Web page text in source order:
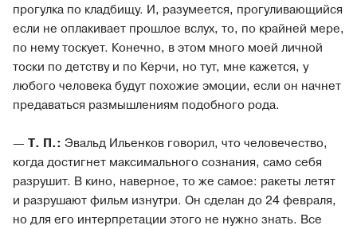
прогулка по кладбищу. И, разумеется, прогуливающийся
если не оплакивает прошлое вслух, то, по крайней мере,
по нему тоскует. Конечно, в этом много моей личной
тоски по детству и по Керчи, но тут, мне кажется, у
любого человека будут похожие эмоции, если он начнет
предаваться размышлениям подобного рода.
— Т. П.: Эвальд Ильенков говорил, что человечество,
когда достигнет максимального сознания, само себя
разрушит. В кино, наверное, то же самое: ракеты летят
и разрушают фильм изнутри. Он сделан до 24 февраля,
но для его интерпретации этого не нужно знать. Все